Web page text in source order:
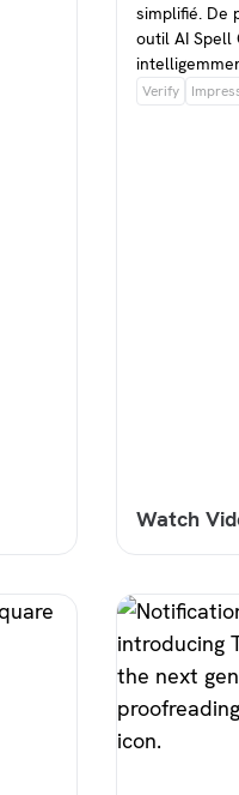
simplifié. De
outil AI Spell
Verify
Watch